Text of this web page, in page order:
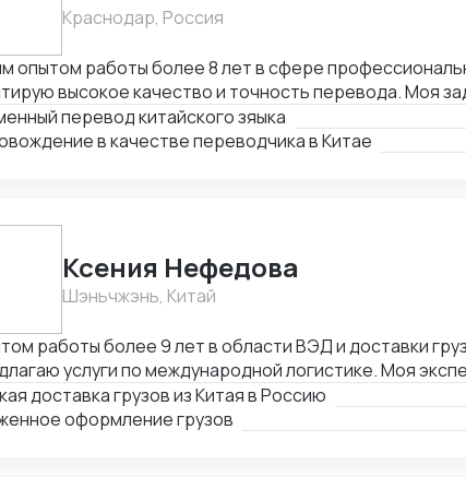
Краснодар, Россия
опытом работы более 8 лет в сфере
высокое качество и точность перевода. Моя
и качественный перевод с китайского на русский и
эффективную коммуникацию между клиентами.
перевод китайского зяыка
в качестве переводчика в Китае
Ксения Нефедова
Шэньчжэнь, Китай
работы более 9 лет в области ВЭД и доставки
услуги по международной логистике. Моя
и надежную организацию доставки, с
Приоритет - удовлетворение потребностей
доставка грузов из Китая в Россию
оформление грузов